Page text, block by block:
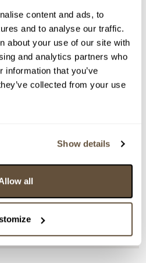
content and ads, to
and to analyse our traffic.
about your use of our site with
and analytics partners who
information that you’ve
collected from your use
Show details
all
pasparta, sklo.
a informace o autorovi
z apokalypsy
6 000 Kč
Zpět na aukční výsledky